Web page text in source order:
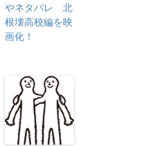
やネタバレ 北
根壊高校編を映
画化！